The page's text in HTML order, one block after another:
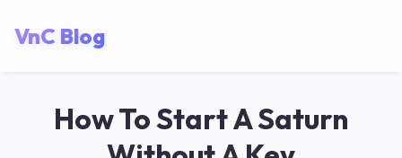
VnC Blog
How To Start A Saturn